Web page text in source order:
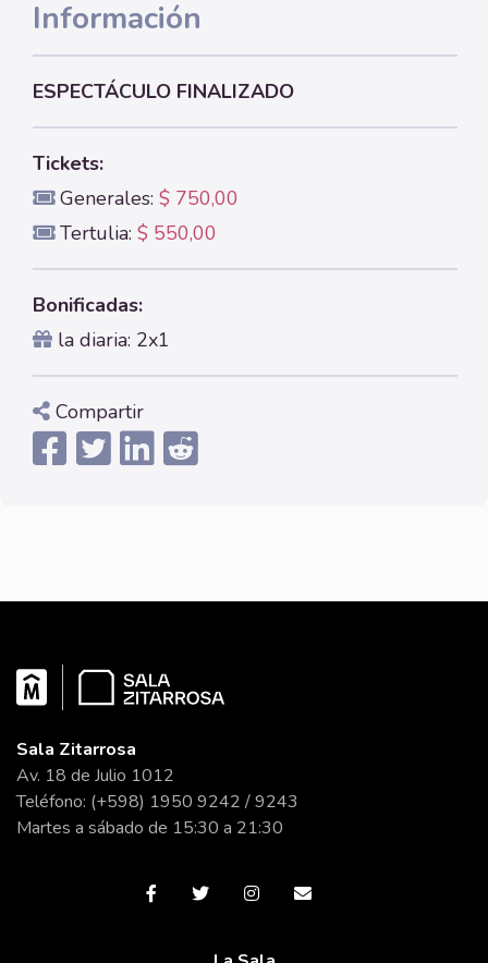
Información
ESPECTÁCULO FINALIZADO
Tickets:
Generales: $ 750,00
Tertulia: $ 550,00
Bonificadas:
la diaria: 2x1
Compartir
Sala Zitarrosa
Av. 18 de Julio 1012
Teléfono: (+598) 1950 9242 / 9243
Martes a sábado de 15:30 a 21:30